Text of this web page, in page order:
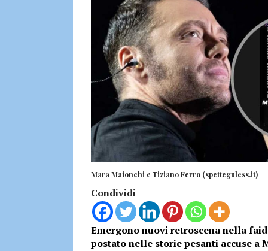
Mara Maionchi e Tiziano Ferro (spetteguless.it)
Condividi
Emergono nuovi retroscena nella
postato nelle storie pesanti accuse a